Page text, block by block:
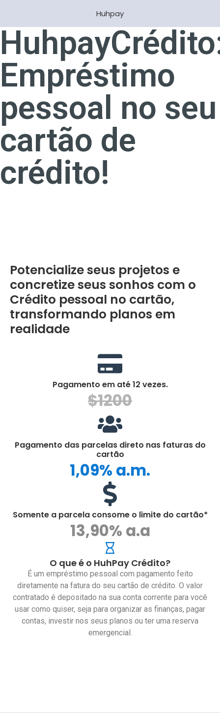
Huhpay
Empréstimo
pessoal no seu
cartão de
crédito!
Potencialize seus projetos e
concretize seus sonhos com o
Crédito pessoal no cartão,
transformando planos em
realidade
Pagamento em até 12 vezes.
$1200
Pagamento das parcelas direto nas faturas do
cartão
1,09% a.m.
Somente a parcela consome o limite do cartão*
13,90% a.a
O que é o HuhPay Crédito?
É um empréstimo pessoal com pagamento feito
diretamente na fatura do seu cartão de crédito. O valor
contratado é depositado na sua conta corrente para você
usar como quiser, seja para organizar as finanças, pagar
contas, investir nos seus planos ou ter uma reserva
emergencial.